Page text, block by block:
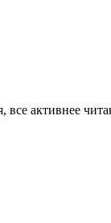
все активнее